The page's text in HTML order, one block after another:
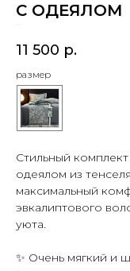
С ОДЕЯЛОМ
11 500 р.
размер
Стильный
одеялом из
максимальный
эвкалиптового
уюта.
✨ Очень мягкий и